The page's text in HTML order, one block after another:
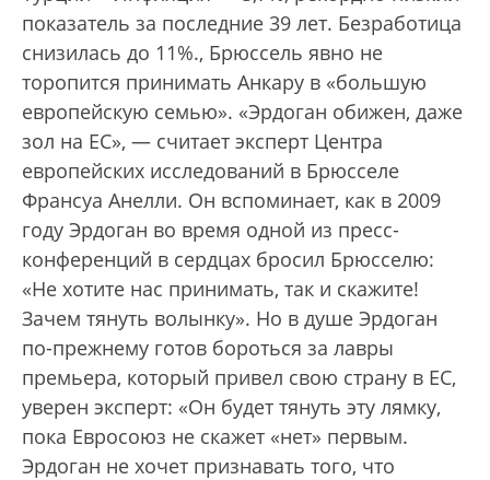
показатель за последние 39 лет. Безработица
снизилась до 11%., Брюссель явно не
торопится принимать Анкару в «большую
европейскую семью». «Эрдоган обижен, даже
зол на ЕС», — считает эксперт Центра
европейских исследований в Брюсселе
Франсуа Анелли. Он вспоминает, как в 2009
году Эрдоган во время одной из пресс-
конференций в сердцах бросил Брюсселю:
«Не хотите нас принимать, так и скажите!
Зачем тянуть волынку». Но в душе Эрдоган
по-прежнему готов бороться за лавры
премьера, который привел свою страну в ЕС,
уверен эксперт: «Он будет тянуть эту лямку,
пока Евросоюз не скажет «нет» первым.
Эрдоган не хочет признавать того, что